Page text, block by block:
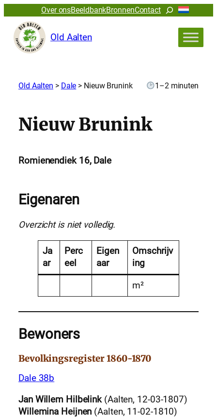
Over onsBeeldbankBronnenContactZoeken
Old Aalten
Old Aalten > Dale > Nieuw Brunink 1–2 minuten
Nieuw Brunink
Romienendiek 16, Dale
Eigenaren
Overzicht is niet volledig.
Ja
ar
Perc
eel
Eigen
aar
Omschrijv
ing
m²
Bewoners
Bevolkingsregister 1860-1870
Dale 38b
Jan Willem Hilbelink(Aalten, 12-03-1807)
Willemina Heijnen (Aalten, 11-02-1810)